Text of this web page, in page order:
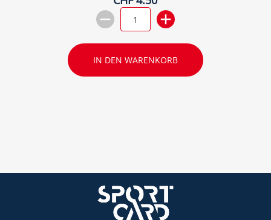
IN DEN WARENKORB